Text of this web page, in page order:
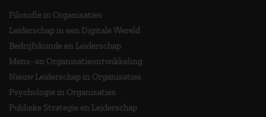
Filosofie in Organisaties
Leiderschap in een Digitale Wereld
Bedrijfskunde en Leiderschap
Mens- en Organisatieontwikkeling
Nieuw Leiderschap in Organisaties
Psychologie in Organisaties
Publieke Strategie en Leiderschap